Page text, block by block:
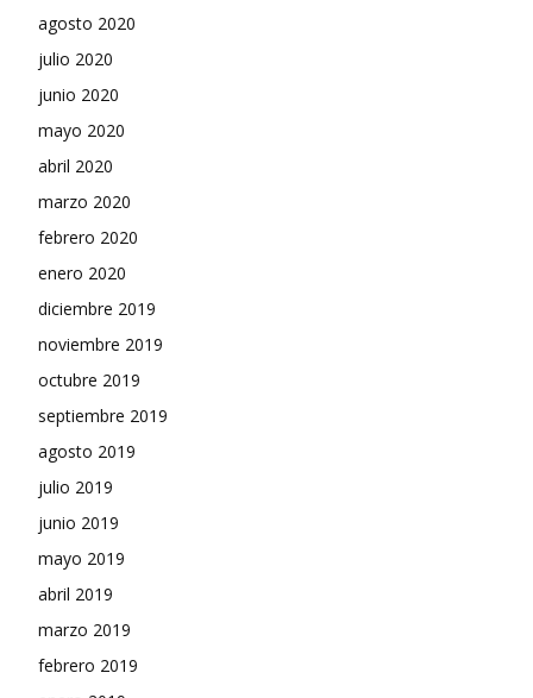
agosto 2020
julio 2020
junio 2020
mayo 2020
abril 2020
marzo 2020
febrero 2020
enero 2020
diciembre 2019
noviembre 2019
octubre 2019
septiembre 2019
agosto 2019
julio 2019
junio 2019
mayo 2019
abril 2019
marzo 2019
febrero 2019